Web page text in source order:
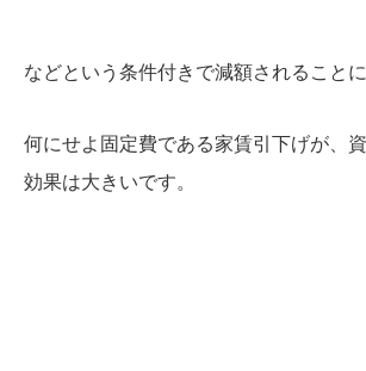
などという条件付きで減額されることに
何にせよ固定費である家賃引下げが、
効果は大きいです。